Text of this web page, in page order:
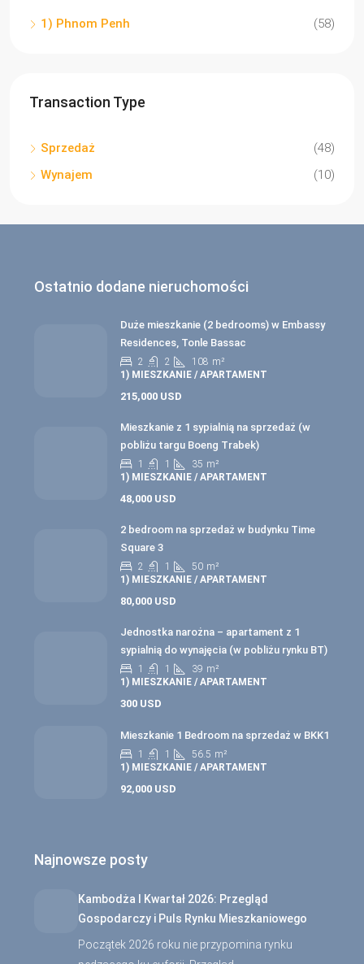
1) Phnom Penh (58)
Transaction Type
Sprzedaż
(48)
Wynajem
(10)
Ostatnio dodane nieruchomości
Duże mieszkanie (2 bedrooms) w Embassy
Residences, Tonle Bassac
2 2 108 m²
1) MIESZKANIE / APARTAMENT
215,000 USD
Mieszkanie z 1 sypialnią na sprzedaż (w
pobliżu targu Boeng Trabek)
1 1 35 m²
1) MIESZKANIE / APARTAMENT
48,000 USD
2 bedroom na sprzedaż w budynku Time
Square 3
2 1 50 m²
1) MIESZKANIE / APARTAMENT
80,000 USD
Jednostka narożna – apartament z 1
sypialnią do wynajęcia (w pobliżu rynku BT)
1 1 39 m²
1) MIESZKANIE / APARTAMENT
300 USD
Mieszkanie 1 Bedroom na sprzedaż w BKK1
1 1 56.5 m²
1) MIESZKANIE / APARTAMENT
92,000 USD
Najnowsze posty
Kambodża I Kwartał 2026: Przegląd
Gospodarczy i Puls Rynku Mieszkaniowego
Początek 2026 roku nie przypomina rynku